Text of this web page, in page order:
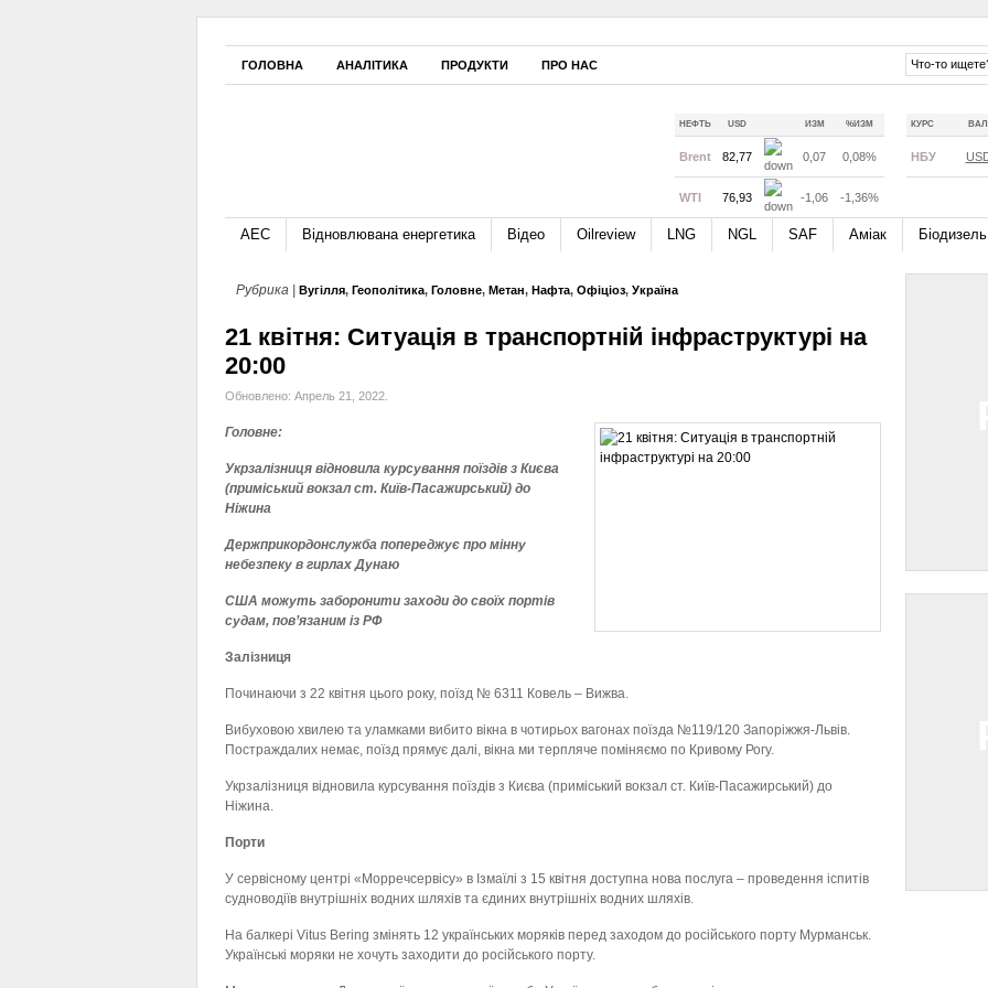
ГОЛОВНА АНАЛІТИКА ПРОДУКТИ ПРО НАС
КУРС ВАЛ
НБУ
НЕФТЬ USD ИЗМ %ИЗМ
Brent 82,77 0,07 0,08%
WTI 76,93 -1,06 -1,36%
АЕС Відновлювана енергетика Відео Oilreview LNG NGL SAF Аміак Біодизель
Рубрика | Вугілля, Геополітика, Головне, Метан, Нафта, Офіціоз, Україна
21 квітня: Ситуація в транспортній інфраструктурі на
20:00
Обновлено: Апрель 21, 2022.
Головне:
Укрзалізниця відновила курсування поїздів з Києва
(приміський вокзал ст. Київ-Пасажирський) до
Ніжина
Держприкордонслужба попереджує про мінну
небезпеку в гирлах Дунаю
США можуть заборонити заходи до своїх портів
судам, пов’язаним із РФ
Залізниця
Починаючи з 22 квітня цього року, поїзд № 6311 Ковель – Вижва.
Вибуховою хвилею та уламками вибито вікна в чотирьох вагонах поїзда №119/120 Запоріжжя-Львів.
Постраждалих немає, поїзд прямує далі, вікна ми терпляче поміняємо по Кривому Рогу.
Укрзалізниця відновила курсування поїздів з Києва (приміський вокзал ст. Київ-Пасажирський) до
Ніжина.
Порти
У сервісному центрі «Морречсервісу» в Ізмаїлі з 15 квітня доступна нова послуга – проведення іспитів
судноводіїв внутрішніх водних шляхів та єдиних внутрішніх водних шляхів.
На балкері Vitus Bering змінять 12 українських моряків перед заходом до російського порту Мурманськ.
Українські моряки не хочуть заходити до російського порту.